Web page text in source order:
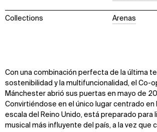
Collections Arenas
Con una combinación perfecta de la última
sostenibilidad y la multifuncionalidad, el Co-
Mánchester abrió sus puertas en mayo de
Convirtiéndose en el único lugar centrado en
escala del Reino Unido, está preparado para
musical más influyente del país, a la vez que